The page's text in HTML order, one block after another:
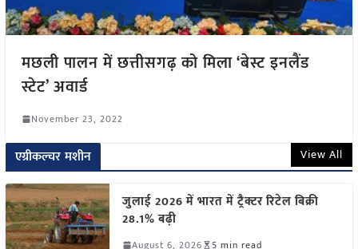
मछली पालन में छत्तीसगढ़ को मिला ‘बेस्ट इनलैंड
स्टेट’ अवार्ड
November 23, 2022
एग्रीकल्चर मशीन View All
जुलाई 2026 में भारत में ट्रैक्टर रिटेल बिक्री
28.1% बढ़ी
August 6, 2026 5 min read